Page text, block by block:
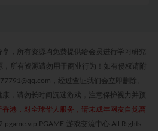
，所有资源均免费提供给会员进行学习研究
所有资源请勿用于商业行为！如有侵权请附
，经过查证我们会立即删除。
，请勿长时间沉迷游戏，注意保护视力并预
香港，对全球华人服务，请未成年网友自觉离
PGAME-游戏交流中心 All Rights